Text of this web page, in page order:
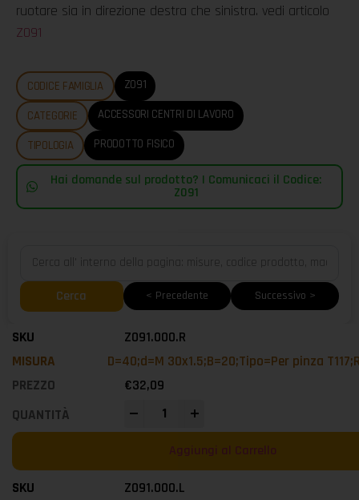
ruotare sia in direzione destra che sinistra. vedi articolo
Z091
CODICE FAMIGLIA Z091
CATEGORIE ACCESSORI CENTRI DI LAVORO
TIPOLOGIA PRODOTTO FISICO
Hai domande sul prodotto? | Comunicaci il Codice:
Z091
Cerca < Precedente Successivo >
Z091.000.R
D=40;d=M 30x1.5;B=20;Tipo=Per pinza
€32,09
Aggiungi al Carrello
Z091.000.L